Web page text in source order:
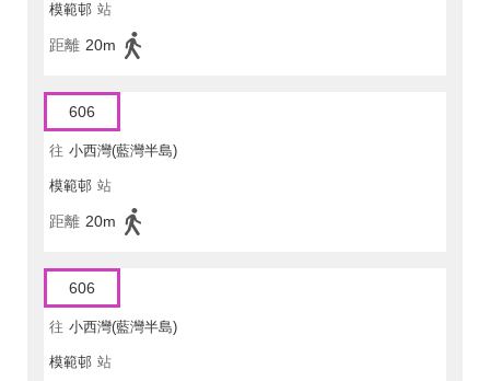
模範邨 站
距離 20m
606
往 小西灣(藍灣半島)
模範邨 站
距離 20m
606
往 小西灣(藍灣半島)
模範邨 站